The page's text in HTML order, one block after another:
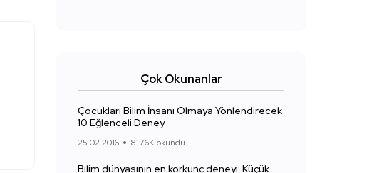
Çok Okunanlar
Çocukları Bilim İnsanı Olmaya Yönlendirecek
10 Eğlenceli Deney
25.02.2016 817.6K okundu.
Bilim dünyasının en korkunç deneyi: Küçük